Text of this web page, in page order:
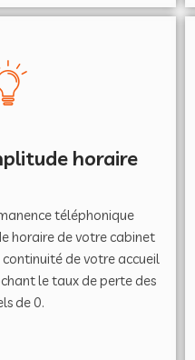
horaire
téléphonique
horaire de votre cabinet
continuité de votre accueil
le taux de perte des
de 0.